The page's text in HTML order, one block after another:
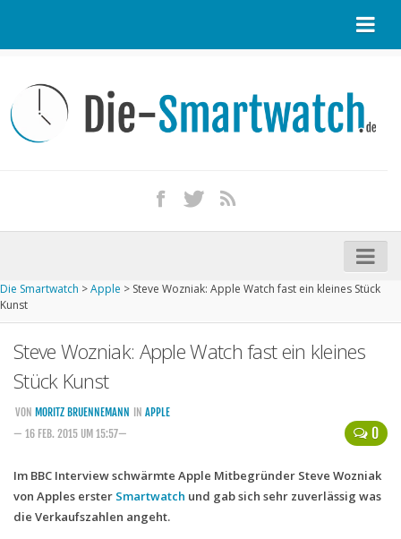
Kontakt / Tipp geben
Impressum
iPhone kaufen
Startseite
Kommende Smartwatches
Handytarife
Smartphonetarife
Datentarife
Die Smartwatch >Apple > Steve Wozniak: Apple Watch fast ein kleines Stück
Kunst
Steve Wozniak: Apple Watch fast ein kleines
Stück Kunst
0
VON MORITZ BRUENNEMANN IN APPLE
— 16 FEB. 2015 UM 15:57—
Im BBC Interview schwärmte Apple Mitbegründer Steve Wozniak
von Apples erster Smartwatch und gab sich sehr zuverlässig was
die Verkaufszahlen angeht.